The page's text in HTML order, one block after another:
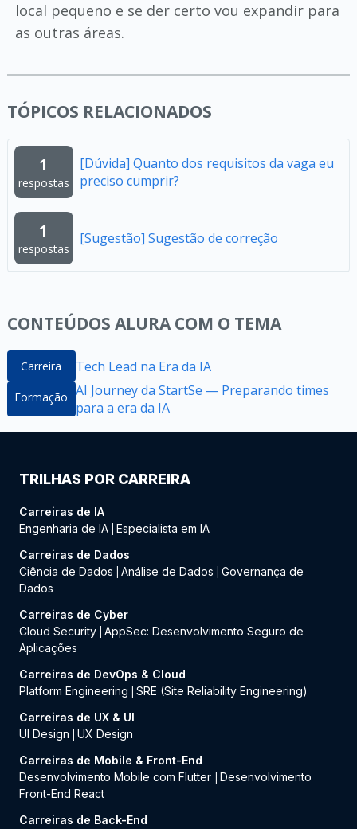
local pequeno e se der certo vou expandir para
as outras áreas.
TÓPICOS RELACIONADOS
1
respostas
[Dúvida] Quanto dos requisitos da vaga eu
preciso cumprir?
1
respostas
[Sugestão] Sugestão de correção
CONTEÚDOS ALURA COM O TEMA
Carreira Tech Lead na Era da IA
Formação AI Journey da StartSe — Preparando times
para a era da IA
TRILHAS POR CARREIRA
Carreiras de IA
Engenharia de IA Especialista em IA
Carreiras de Dados
Ciência de Dados
Análise de Dados
Governança de
Dados
Carreiras de Cyber
Cloud Security AppSec: Desenvolvimento Seguro de
Aplicações
Carreiras de DevOps & Cloud
Platform Engineering
SRE (Site Reliability Engineering)
Carreiras de UX & UI
UI Design
UX Design
Carreiras de Mobile & Front-End
Desenvolvimento Mobile com Flutter
Desenvolvimento
Front-End React
Carreiras de Back-End